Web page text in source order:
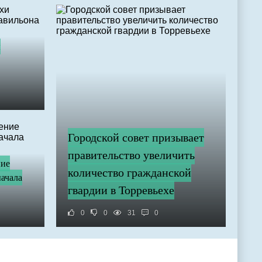
Городской совет призывает
правительство увеличить
количество гражданской
гвардии в Торревьехе
0 0 31 0